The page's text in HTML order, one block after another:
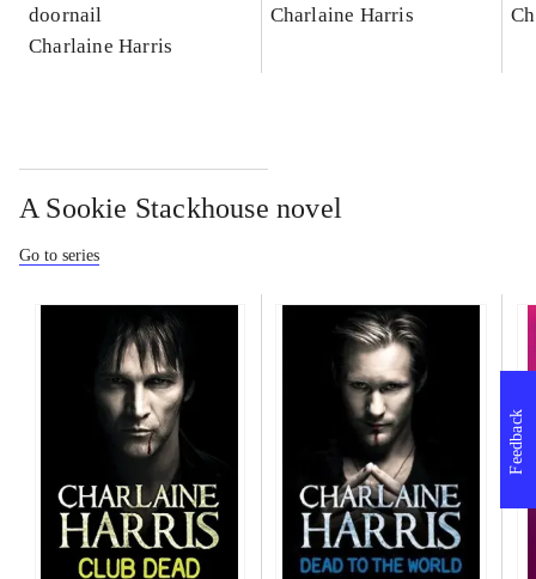
doornail
Charlaine Harris
Charlaine Harris
A Sookie Stackhouse novel
Go to series
Feedback